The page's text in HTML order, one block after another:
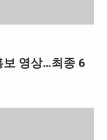
보 영상…최종 6